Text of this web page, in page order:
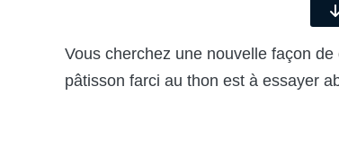
Vous cherchez une nouvelle façon
pâtisson farci au thon est à essayer